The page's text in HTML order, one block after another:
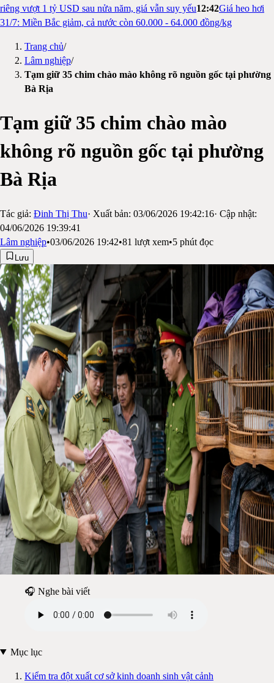
riêng vượt 1 tỷ USD sau nửa năm, giá vẫn suy yếu12:42Giá heo hơi
31/7: Miền Bắc giảm, cả nước còn 60.000 - 64.000 đồng/kg
Trang chủ/
Lâm nghiệp/
Tạm giữ 35 chim chào mào không rõ nguồn gốc tại phường
Bà Rịa
Tạm giữ 35 chim chào mào
không rõ nguồn gốc tại phường
Bà Rịa
Tác giả: Đinh Thị Thu· Xuất bản: 03/06/2026 19:42:16· Cập nhật:
04/06/2026 19:39:41
Lâm nghiệp•03/06/2026 19:42•81 lượt xem•5 phút đọc
Lưu
🎧 Nghe bài viết
Mục lục
Kiểm tra đột xuất cơ sở kinh doanh sinh vật cảnh